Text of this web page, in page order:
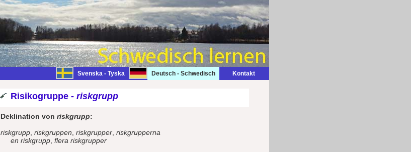
Svenska - Tyska Deutsch - Schwedisch Kontakt
Risikogruppe - riskgrupp
Deklination von riskgrupp:
riskgrupp riskgruppen riskgrupper riskgrupperna
en riskgrupp flera riskgrupper